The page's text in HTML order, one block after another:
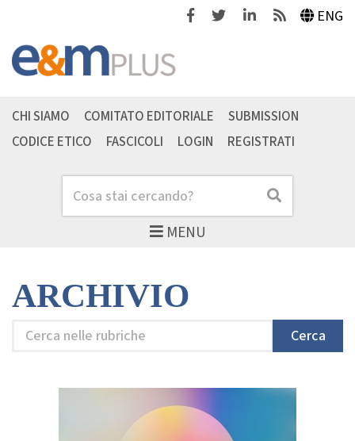
FacebookTwitterLinkedinFeeds ENG
MENU
Cerca Cerca
CHI SIAMO COMITATO EDITORIALE
SUBMISSION
CODICE ETICO
FASCICOLI LOGIN REGISTRATI
ARCHIVIO
Cerca
Cerca